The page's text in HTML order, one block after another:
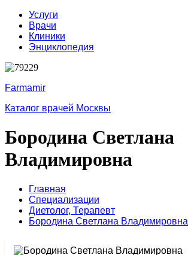
Услуги
Врачи
Клиники
Энциклопедия
Farmamir
Каталог врачей Москвы
Бородина Светлана
Владимировна
Главная
Специализации
Диетолог, Терапевт
Бородина Светлана Владимировна